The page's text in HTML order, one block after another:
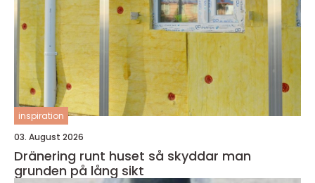
inspiration
03. August 2026
Dränering runt huset så skyddar man
grunden på lång sikt